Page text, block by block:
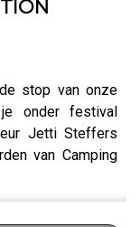
stop van onze
onder festival
Jetti Steffers
van Camping